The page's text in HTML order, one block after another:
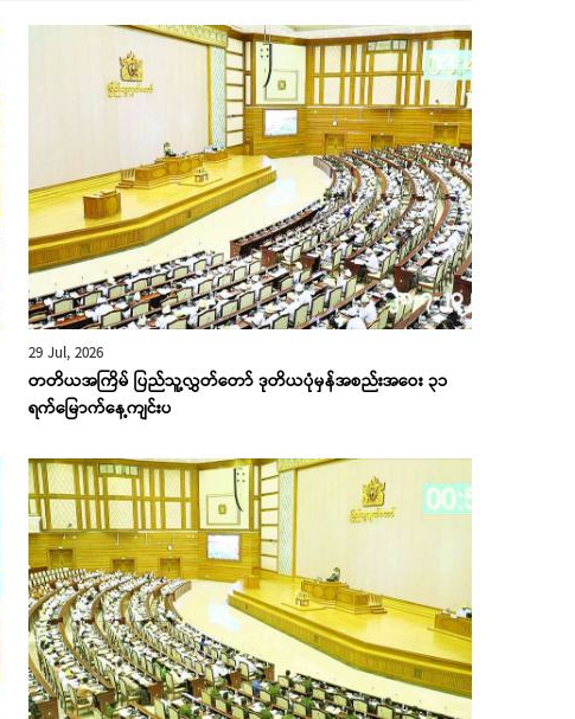
29 Jul, 2026
တတိယအကြိမ် ပြည်သူ့လွှတ်တော် ဒုတိယပုံမှန်အစည်းအဝေး ၃၁
ရက်မြောက်နေ့ကျင်းပ